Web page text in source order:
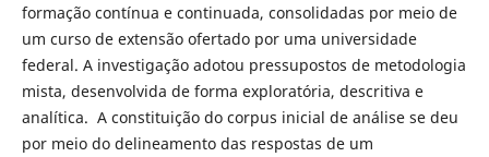
formação contínua e continuada, consolidadas por meio de
um curso de extensão ofertado por uma universidade
federal. A investigação adotou pressupostos de metodologia
mista, desenvolvida de forma exploratória, descritiva e
analítica. A constituição do corpus inicial de análise se deu
por meio do delineamento das respostas de um